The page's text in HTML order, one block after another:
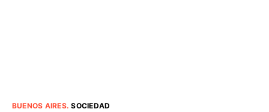
BUENOS AIRES.SOCIEDAD